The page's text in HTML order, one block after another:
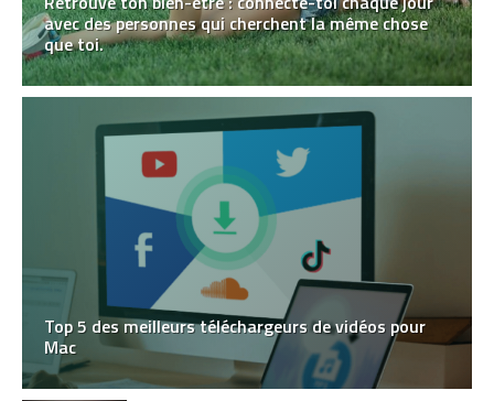
avec des personnes qui cherchent la même chose
que toi.
Top 5 des meilleurs téléchargeurs de vidéos pour
Mac